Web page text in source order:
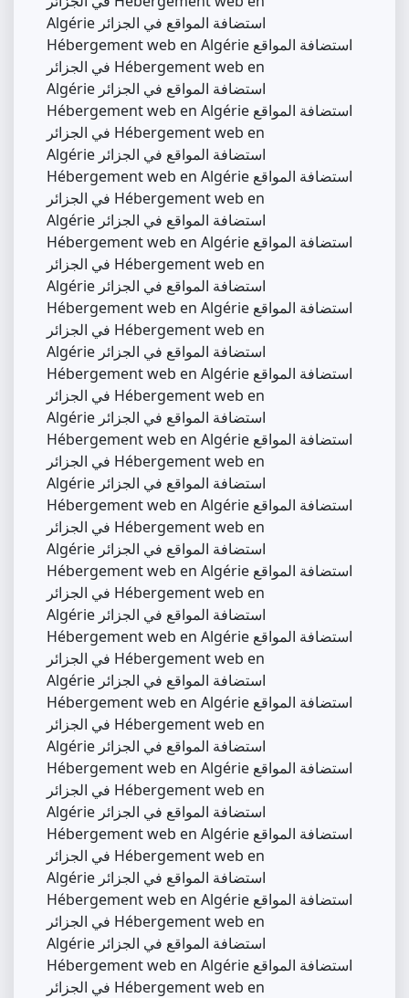
Algérie استضافة المواقع في الجزائر
Hébergement web en Algérie استضافة المواقع
في الجزائر Hébergement web en
Algérie استضافة المواقع في الجزائر
Hébergement web en Algérie استضافة المواقع
في الجزائر Hébergement web en
Algérie استضافة المواقع في الجزائر
Hébergement web en Algérie استضافة المواقع
في الجزائر Hébergement web en
Algérie استضافة المواقع في الجزائر
Hébergement web en Algérie استضافة المواقع
في الجزائر Hébergement web en
Algérie استضافة المواقع في الجزائر
Hébergement web en Algérie استضافة المواقع
في الجزائر Hébergement web en
Algérie استضافة المواقع في الجزائر
Hébergement web en Algérie استضافة المواقع
في الجزائر Hébergement web en
Algérie استضافة المواقع في الجزائر
Hébergement web en Algérie استضافة المواقع
في الجزائر Hébergement web en
Algérie استضافة المواقع في الجزائر
Hébergement web en Algérie استضافة المواقع
في الجزائر Hébergement web en
Algérie استضافة المواقع في الجزائر
Hébergement web en Algérie استضافة المواقع
في الجزائر Hébergement web en
Algérie استضافة المواقع في الجزائر
Hébergement web en Algérie استضافة المواقع
في الجزائر Hébergement web en
Algérie استضافة المواقع في الجزائر
Hébergement web en Algérie استضافة المواقع
في الجزائر Hébergement web en
Algérie استضافة المواقع في الجزائر
Hébergement web en Algérie استضافة المواقع
في الجزائر Hébergement web en
Algérie استضافة المواقع في الجزائر
Hébergement web en Algérie استضافة المواقع
في الجزائر Hébergement web en
Algérie استضافة المواقع في الجزائر
Hébergement web en Algérie استضافة المواقع
في الجزائر Hébergement web en
Algérie استضافة المواقع في الجزائر
Hébergement web en Algérie استضافة المواقع
في الجزائر Hébergement web en